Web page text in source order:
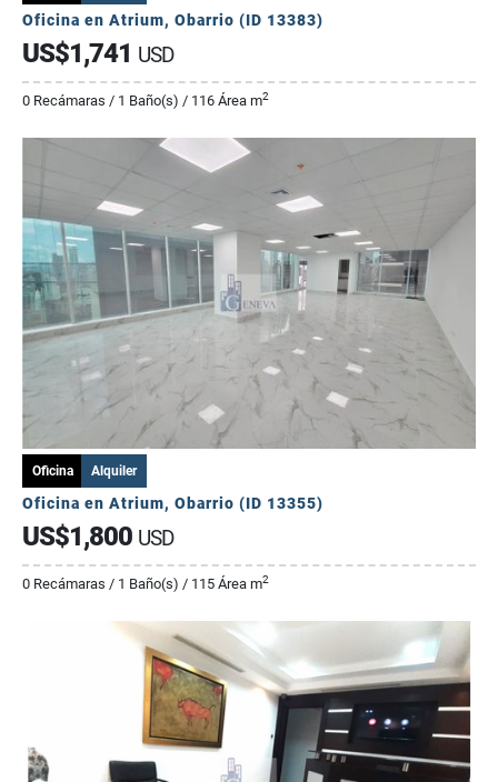
Oficina en Atrium, Obarrio (ID 13383)
US$1,741 USD
0 Recámaras / 1 Baño(s) / 116 Área m2
Oficina Alquiler
Oficina en Atrium, Obarrio (ID 13355)
US$1,800 USD
0 Recámaras / 1 Baño(s) / 115 Área m2